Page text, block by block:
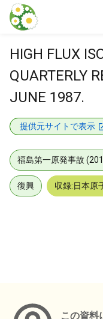
本文に飛ぶ
HIGH FLUX
QUARTERLY
JUNE 1987.
提供元サイトで表示
福島第一原発事故
復興 収録:日本原
この資料